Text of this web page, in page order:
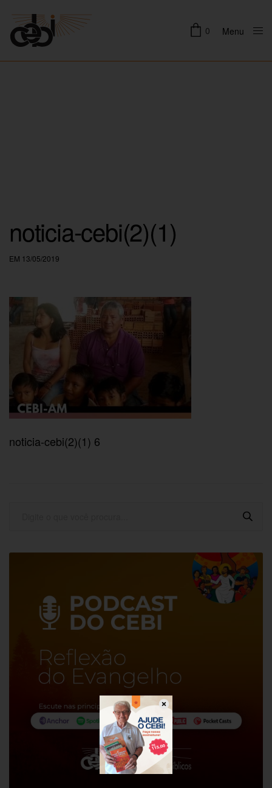
0 Menu
noticia-cebi(2)(1)
EM 13/05/2019
noticia-cebi(2)(1) 6